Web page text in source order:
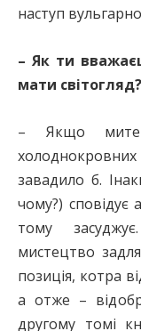
наступ
– Як ти
мати світогляд?
– Якщо
завадило б.
чому?)
тому
мистецтво
позиція, котра
а отже –
другому томі